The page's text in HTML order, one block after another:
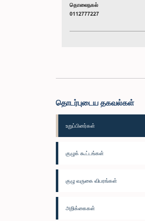
தொலைநகல்
0112777227
தொடர்புடைய தகவல்கள்
உறுப்பினர்கள்
குழுக் கூட்டங்கள்
குழு வருகை விபரங்கள்
அறிக்கைகள்